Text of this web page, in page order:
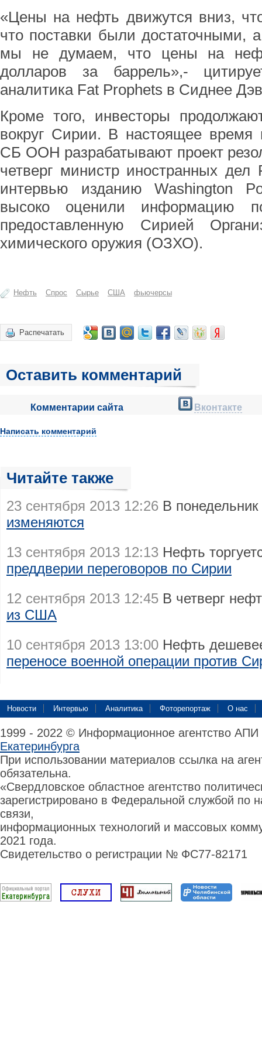
«Цены на нефть движутся вниз,
что поставки были достаточными,
мы не думаем, что цены на
долларов за баррель»,-
аналитика Fat Prophets в Сиднее
Кроме того, инвесторы
вокруг Сирии. В настоящее время
СБ ООН разрабатывают проект
четверг министр иностранных
интервью изданию Washington
высоко оценили информацию
предоставленную Сирией
химического оружия (ОЗХО).
Нефть Спрос Сырье США фьючерсы
Распечатать
Оставить комментарий
Комментарии сайта Вконтакте
Написать комментарий
Читайте также
23 сентября 2013 12:26 В
изменяются
13 сентября 2013 12:13 Нефть
преддверии переговоров по Сирии
12 сентября 2013 12:45 В четверг
из США
10 сентября 2013 13:00 Нефть
переносе военной операции против
Новости Интервью Аналитика Фоторепортаж О нас
1999 - 2022 © Информационное агентство
Екатеринбурга
При использовании материалов ссылка на
обязательна.
«Свердловское областное агентство
зарегистрировано в Федеральной службой по
связи,
информационных технологий и массовых
2021 года.
Свидетельство о регистрации № ФС77-82171